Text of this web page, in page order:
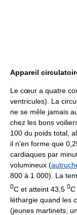
Appareil
Le cœur a quatre
ventricules). La
ne se mêle jamais
chez les bons
100 du poids total,
il n’en forme que
cardiaques par
volumineux (
800 à 1 000). La
0C et atteint 43,5 0C
léthargie quand les
(jeunes martinets,